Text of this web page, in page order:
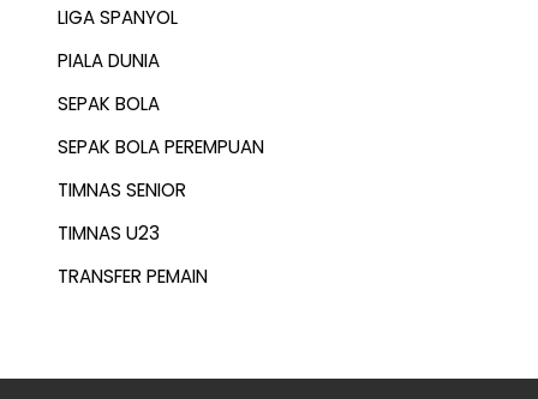
LIGA SPANYOL
PIALA DUNIA
SEPAK BOLA
SEPAK BOLA PEREMPUAN
TIMNAS SENIOR
TIMNAS U23
TRANSFER PEMAIN